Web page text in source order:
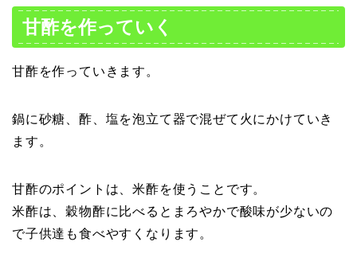
甘酢を作っていく
甘酢を作っていきます。
鍋に砂糖、酢、塩を泡立て器で混ぜて火にかけていき
ます。
甘酢のポイントは、米酢を使うことです。
米酢は、穀物酢に比べるとまろやかで酸味が少ないの
で子供達も食べやすくなります。